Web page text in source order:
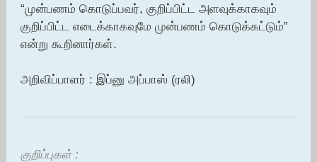
“முன்பணம் கொடுப்பவர், குறிப்பிட்ட அளவுக்காகவும்
குறிப்பிட்ட எடைக்காகவுமே முன்பணம் கொடுக்கட்டும்”
என்று கூறினார்கள்.
அறிவிப்பாளர் : இப்னு அப்பாஸ் (ரலி)
குறிப்புகள் :